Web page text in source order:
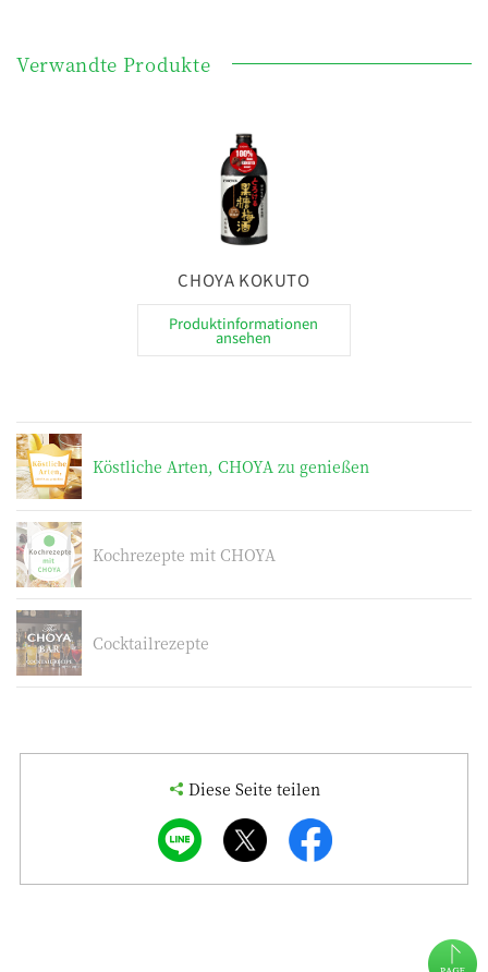
Verwandte Produkte
CHOYA KOKUTO
Produktinformationen
ansehen
Köstliche Arten, CHOYA zu genießen
Kochrezepte mit CHOYA
Cocktailrezepte
Diese Seite teilen